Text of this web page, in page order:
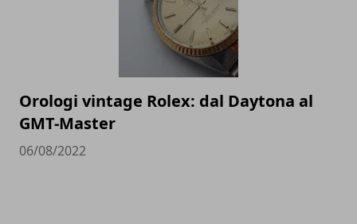
Orologi vintage Rolex: dal Daytona al
GMT-Master
06/08/2022